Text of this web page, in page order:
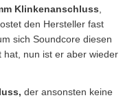
Klinkenanschluss
den Hersteller fast
sich Soundcore diesen
hat, nun ist er aber wieder
der ansonsten keine